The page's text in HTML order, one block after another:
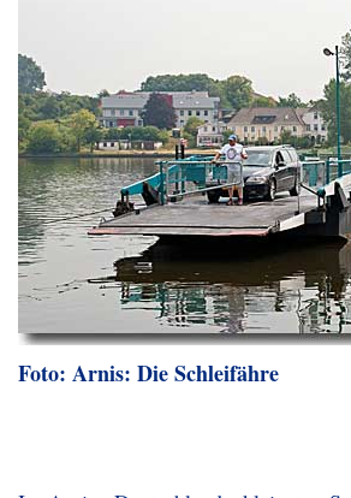
Foto: Arnis: Die Schleifähre